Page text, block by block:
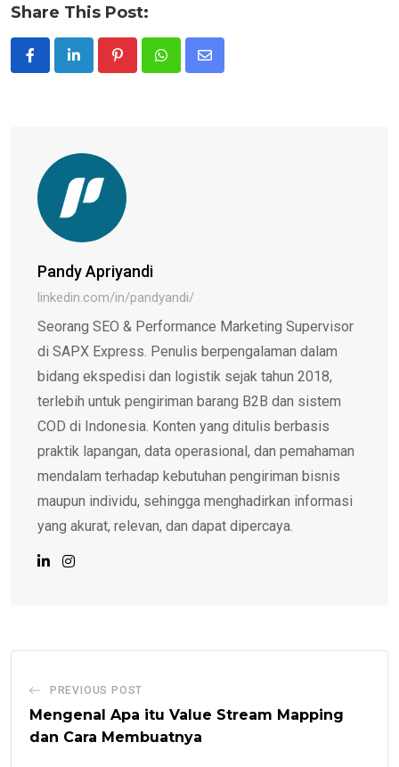
Share This Post:
PinterestWhatsappShare
Pandy Apriyandi
linkedin.com/in/pandyandi/
Seorang SEO & Performance Marketing Supervisor
di SAPX Express. Penulis berpengalaman dalam
bidang ekspedisi dan logistik sejak tahun 2018,
terlebih untuk pengiriman barang B2B dan sistem
COD di Indonesia. Konten yang ditulis berbasis
praktik lapangan, data operasional, dan pemahaman
mendalam terhadap kebutuhan pengiriman bisnis
maupun individu, sehingga menghadirkan informasi
yang akurat, relevan, dan dapat dipercaya.
PREVIOUS POST
Mengenal Apa itu Value Stream Mapping
dan Cara Membuatnya